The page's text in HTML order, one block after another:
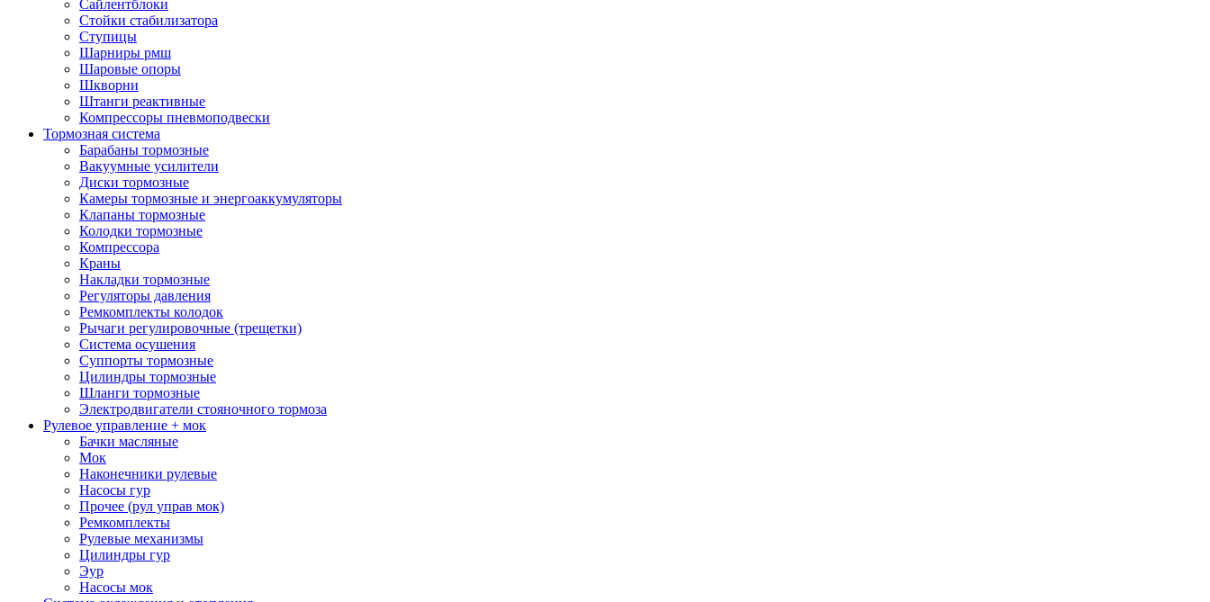
Сайлентблоки
Стойки стабилизатора
Ступицы
Шарниры рмш
Шаровые опоры
Шкворни
Штанги реактивные
Компрессоры пневмоподвески
Тормозная система
Барабаны тормозные
Вакуумные усилители
Диски тормозные
Камеры тормозные и энергоаккумуляторы
Клапаны тормозные
Колодки тормозные
Компрессора
Краны
Накладки тормозные
Регуляторы давления
Ремкомплекты колодок
Рычаги регулировочные (трещетки)
Система осушения
Суппорты тормозные
Цилиндры тормозные
Шланги тормозные
Электродвигатели стояночного тормоза
Рулевое управление + мок
Бачки масляные
Мок
Наконечники рулевые
Насосы гур
Прочее (рул управ мок)
Ремкомплекты
Рулевые механизмы
Цилиндры гур
Эур
Насосы мок